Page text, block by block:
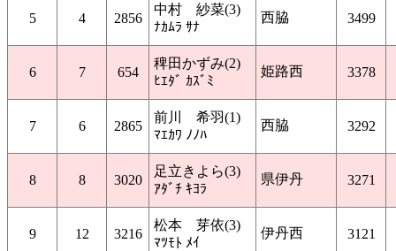
5 4 2856
中村 紗菜(3)
ﾅｶﾑﾗ ｻﾅ
西脇 3499
6 7 654
稗田かずみ(2)
ﾋｴﾀﾞ ｶｽﾞﾐ
姫路西 3378
7 6 2865
前川 希羽(1)
ﾏｴｶﾜ ﾉﾉﾊ
西脇 3292
8 8 3020
足立きよら(3)
ｱﾀﾞﾁ ｷﾖﾗ
県伊丹 3271
9 12 3216
松本 芽依(3)
ﾏﾂﾓﾄ ﾒｲ
伊丹西 3121